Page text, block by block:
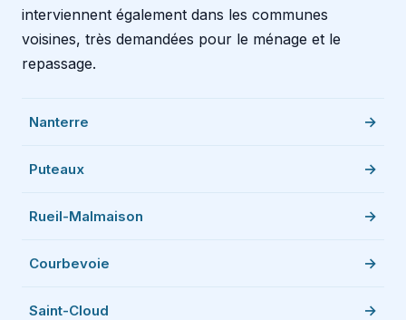
interviennent également dans les communes
voisines, très demandées pour le ménage et le
repassage.
Nanterre
Puteaux
Rueil-Malmaison
Courbevoie
Saint-Cloud